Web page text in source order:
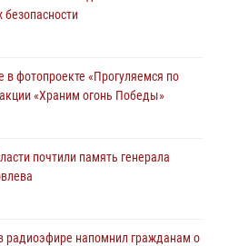
в фотопроекте «Прогуляемся по
«Храним огонь Победы»
почтили память генерала
радиоэфире напомнил гражданам о